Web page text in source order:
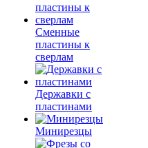
Сменные
пластины к
сверлам
Державки с
пластинами
Минирезцы